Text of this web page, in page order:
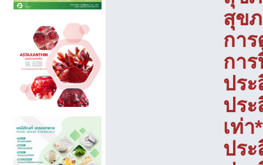
สุข
กา
กา
ปร
ปร
เท่า
ปร